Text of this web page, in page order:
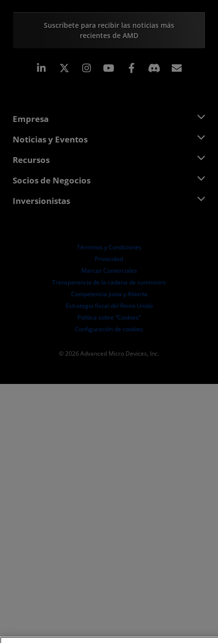
Suscríbete para recibir las noticias más
recientes de AMD
LinkedIn Instagram Facebook
Empresa
Acerca de AMD
Responsabilidad corporativa
Carreras profesionales
Contáctanos
Noticias y Eventos
Sala de prensa
Biblioteca multimedia
Recursos
Centro para desarrolladores
Casos de Estudio
Socios de Negocios
Centro para socios de AMD
Inversionistas
Pautas de dirección empresarial
Presentaciones ante la SEC
Términos y Condiciones
Privacidad
Marcas Comerciales
Transparencia de la cadena de suministro
Competencia Justa y Abierta
Estrategia fiscal del Reino Unido
Política sobre “Cookies”
Configuración de cookies
© 2026 Advanced Micro Devices, Inc.